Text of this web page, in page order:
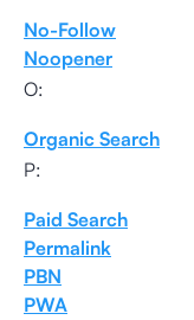
No-Follow
Noopener
O:
Organic Search
P:
Paid Search
Permalink
PBN
PWA